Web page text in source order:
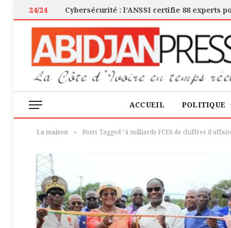
24/24
ACCUEIL POLITIQUE
La maison » Posts Tagged "4 milliards FCFA de chiffres